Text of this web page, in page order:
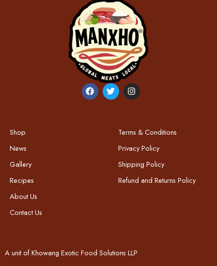
Shop
News
Gallery
Recipes
About Us
Contact Us
Terms & Conditions
Privacy Policy
Shipping Policy
Refund and Returns Policy
A unit of Khowang Exotic Food Solutions LLP